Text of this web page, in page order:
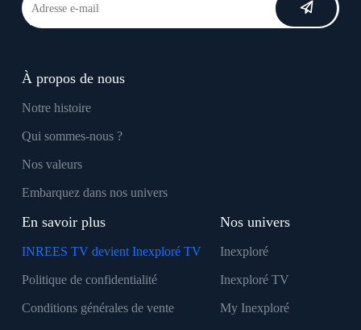
À propos de nous
Notre histoire
Qui sommes-nous ?
Nos valeurs
Embarquez dans nos univers
En savoir plus
INREES TV devient Inexploré TV
Politique de confidentialité
Conditions générales de vente
Nos univers
Inexploré
Inexploré TV
My Inexploré